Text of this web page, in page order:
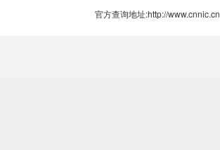
官方查询地址:http://www.cnnic.cn